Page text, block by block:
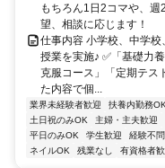
もちろん1日2コマや、
望、相談に応じます！
仕事内容 小学校、中学
授業を実施♪ ✅「基礎力
克服コース」「定期テス
た内容で個...
業界未経験者歓迎 扶養内勤務OK
土日祝のみOK
主婦・主夫歓迎
平日のみOK
学生歓迎 経験不問
ネイルOK
残業なし 有資格者